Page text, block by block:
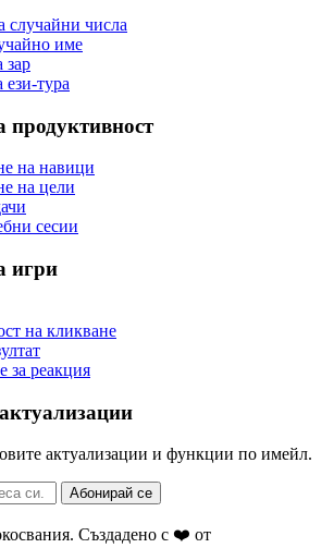
случайни числа
име
зар
тура
продуктивност
на навици
на цели
сесии
игри
на кликване
за реакция
актуализации и функции по имейл.
Абонирай се
Създадено с ❤️ от